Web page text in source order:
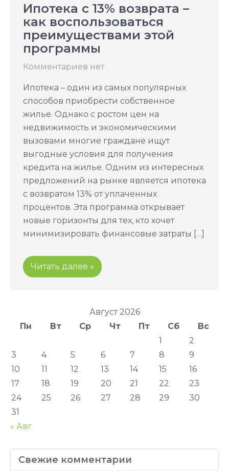
Ипотека с 13% возврата –
как воспользоваться
преимуществами этой
программы
Комментариев нет
Ипотека – один из самых популярных
способов приобрести собственное
жилье. Однако с ростом цен на
недвижимость и экономическими
вызовами многие граждане ищут
выгодные условия для получения
кредита на жилье. Одним из интересных
предложений на рынке является ипотека
с возвратом 13% от уплаченных
процентов. Эта программа открывает
новые горизонты для тех, кто хочет
минимизировать финансовые затраты […]
Читать далее »
Август 2026
Пн
Вт Ср Чт Пт Сб
Вс
1
2
3
4 5 6 7 8
9
10
11 12 13 14 15
16
17
18 19 20 21 22
23
24
25 26 27 28 29
30
31
« Авг
Свежие комментарии